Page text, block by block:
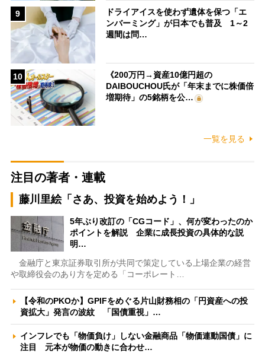
9
ドライアイスを使わず遺体を保つ「エ
ンバーミング」が日本でも普及 1～2
週間は問…
10
《200万円→資産10億円超の
DAIBOUCHOU氏が「年末までに株価倍
増期待」の5銘柄を公…
一覧を見る
注目の著者・連載
藤川里絵「さあ、投資を始めよう！」
5年ぶり改訂の「CGコード」、何が変わったのか
ポイントを解説 企業に成長投資の具体的な説
明…
金融庁と東京証券取引所が共同で策定している上場企業の経営
や取締役会のあり方を定める「コーポレート…
【令和のPKOか】GPIFをめぐる片山財務相の「円資産への投
資拡大」発言の波紋 「国債重視」…
インフレでも「物価負け」しない金融商品「物価連動国債」に
注目 元本が物価の動きに合わせ…